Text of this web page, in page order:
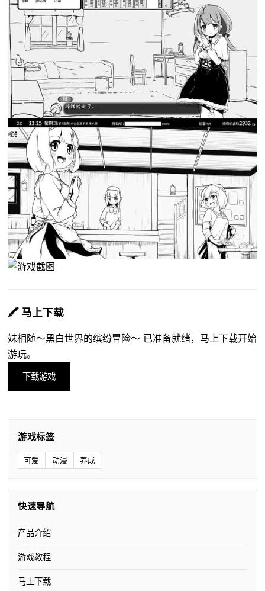
🖍️ 马上下载
妹相随～黑白世界的缤纷冒险～ 已准备就绪，马上下载开始
游玩。
下载游戏
游戏标签
可爱 动漫 养成
快速导航
产品介绍
游戏教程
马上下载